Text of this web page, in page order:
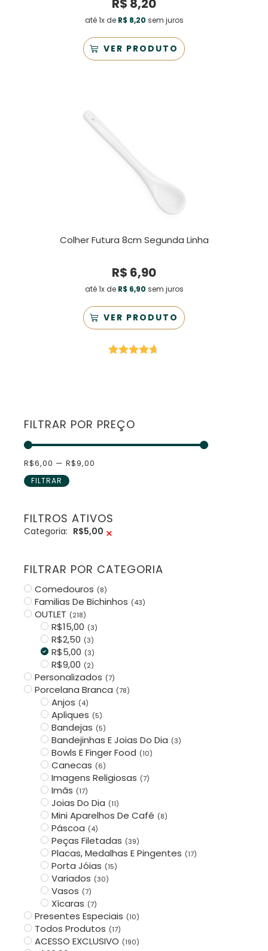
FILTRAR POR PREÇO
R$6,00 — R$9,00
FILTRAR
FILTROS ATIVOS
Categoria: R$5,00 ×
FILTRAR POR CATEGORIA
Comedouros (8)
Familias De Bichinhos (43)
OUTLET (218)
R$15,00 (3)
R$2,50 (3)
R$5,00 (3)
R$9,00 (2)
Personalizados (7)
Porcelana Branca (78)
Anjos (4)
Apliques (5)
Bandejas (5)
Bandejinhas E Joias Do Dia (3)
Bowls E Finger Food (10)
Canecas (6)
Imagens Religiosas (7)
Imãs (17)
Joias Do Dia (11)
Mini Aparelhos De Café (8)
Páscoa (4)
Peças Filetadas (39)
Placas, Medalhas E Pingentes (17)
Porta Jóias (15)
Variados (30)
Vasos (7)
Xícaras (7)
Presentes Especiais (10)
Todos Produtos (17)
ACESSO EXCLUSIVO (190)
R$ 8,20
até 1x de R$ 8,20 sem juros
VER PRODUTO
Colher Futura 8cm Segunda Linha
R$ 6,90
até 1x de R$ 6,90 sem juros
VER PRODUTO